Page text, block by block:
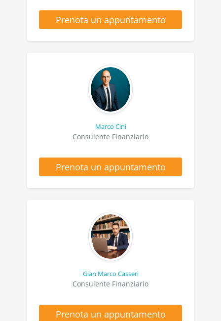
Prenota un appuntamento
Marco Cini
Consulente Finanziario
Prenota un appuntamento
Gian Marco Casseri
Consulente Finanziario
Prenota un appuntamento